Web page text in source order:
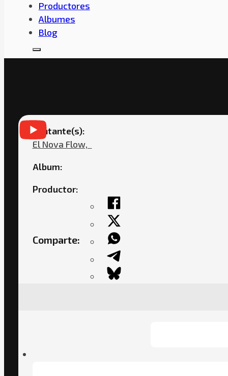
Productores
Albumes
Blog
Cantante(s):
El Nova Flow,ㅤㅤ
Album:
Productor:
Comparte: